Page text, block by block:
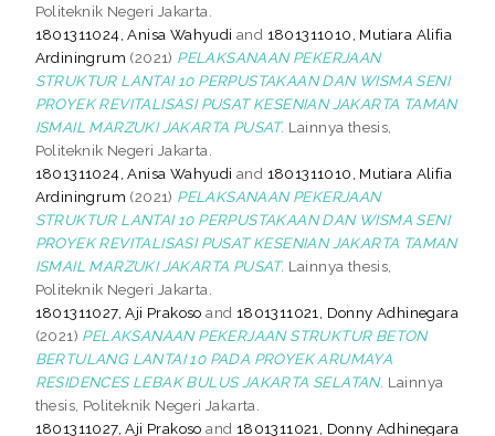
Politeknik Negeri Jakarta.
1801311024, Anisa Wahyudi and 1801311010, Mutiara Alifia
Ardiningrum (2021) PELAKSANAAN PEKERJAAN
STRUKTUR LANTAI 10 PERPUSTAKAAN DAN WISMA SENI
PROYEK REVITALISASI PUSAT KESENIAN JAKARTA TAMAN
ISMAIL MARZUKI JAKARTA PUSAT. Lainnya thesis,
Politeknik Negeri Jakarta.
1801311024, Anisa Wahyudi and 1801311010, Mutiara Alifia
Ardiningrum (2021) PELAKSANAAN PEKERJAAN
STRUKTUR LANTAI 10 PERPUSTAKAAN DAN WISMA SENI
PROYEK REVITALISASI PUSAT KESENIAN JAKARTA TAMAN
ISMAIL MARZUKI JAKARTA PUSAT. Lainnya thesis,
Politeknik Negeri Jakarta.
1801311027, Aji Prakoso and 1801311021, Donny Adhinegara
(2021) PELAKSANAAN PEKERJAAN STRUKTUR BETON
BERTULANG LANTAI 10 PADA PROYEK ARUMAYA
RESIDENCES LEBAK BULUS JAKARTA SELATAN. Lainnya
thesis, Politeknik Negeri Jakarta.
1801311027, Aji Prakoso and 1801311021, Donny Adhinegara